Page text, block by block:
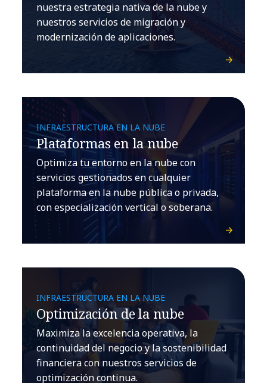
nuestra estrategia nativa de la nube y
nuestros servicios de migración y
modernización de aplicaciones.
INFRAESTRUCTURA EN LA NUBE
Plataformas en la nube
Optimiza tu entorno en la nube con
servicios gestionados en cualquier
plataforma en la nube pública o privada,
con especialización vertical o soberana.
INFRAESTRUCTURA EN LA NUBE
Optimización de la nube
Maximiza la excelencia operativa, la
continuidad del negocio y la sostenibilidad
financiera con nuestros servicios de
optimización continua.